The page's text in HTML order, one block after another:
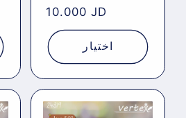
Regular
price
10.000 JD
اختيار